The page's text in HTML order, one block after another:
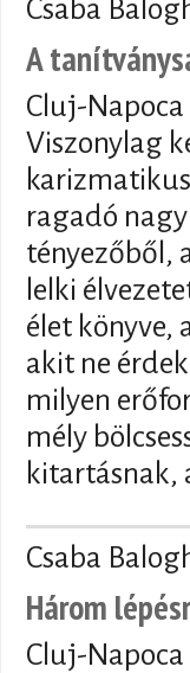
Csaba
A
Cluj-Napoca
Viszonylag
ragadó
tényezőből,
lelki
élet könyve,
akit ne
milyen
mély
kitartásnak,
Csaba
Három
Cluj-Napoca